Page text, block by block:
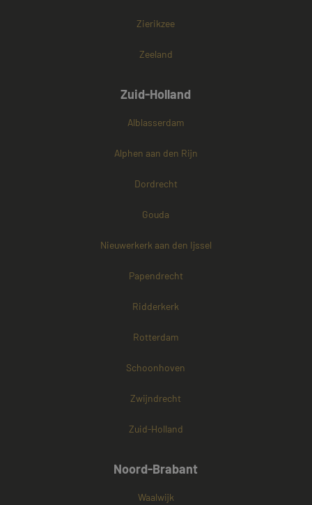
Zierikzee
Zeeland
Zuid-Holland
Alblasserdam
Alphen aan den Rijn
Dordrecht
Gouda
Nieuwerkerk aan den Ijssel
Papendrecht
Ridderkerk
Rotterdam
Schoonhoven
Zwijndrecht
Zuid-Holland
Noord-Brabant
Waalwijk